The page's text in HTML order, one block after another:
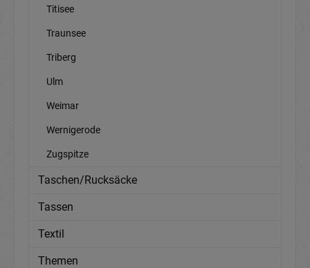
Titisee
Traunsee
Triberg
Ulm
Weimar
Wernigerode
Zugspitze
Taschen/Rucksäcke
Tassen
Textil
Themen